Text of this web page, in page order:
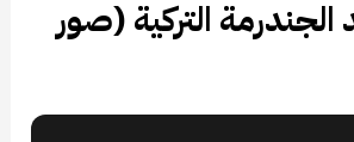
التركية (صور